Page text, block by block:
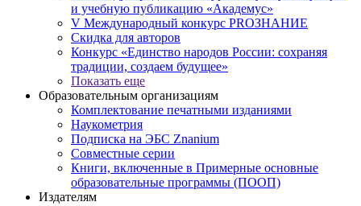
и учебную публикацию «Академус»
V Международный конкурс PROЗНАНИЕ
Скидка для авторов
Конкурс «Единство народов России: сохраняя
традиции, создаем будущее»
Показать еще
Образовательным организациям
Комплектование печатными изданиями
Наукометрия
Подписка на ЭБС Znanium
Совместные серии
Книги, включенные в Примерные основные
образовательные программы (ПООП)
Издателям